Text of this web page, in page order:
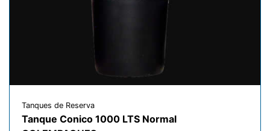
Tanques de Reserva
Tanque Conico 1000 LTS Normal